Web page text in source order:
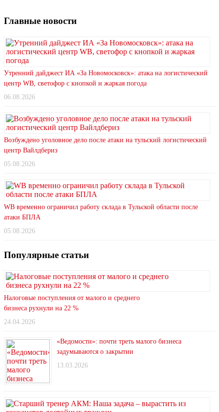
Главные новости
Утренний дайджест ИА «За Новомосковск»: атака на логистический
центр WB, светофор с кнопкой и жаркая погода
06.08.2026
Возбуждено уголовное дело после атаки на тульский логистический
центр Вайлдбериз
05.08.2026
WB временно ограничил работу склада в Тульской области после
атаки БПЛА
05.08.2026
Популярные статьи
Налоговые поступления от малого и среднего
бизнеса рухнули на 22 %
24.04.2026
«Ведомости»: почти треть малого бизнеса
задумываются о закрытии
13.03.2026